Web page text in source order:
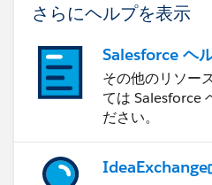
さらにヘルプを表示
Salesforce ヘ
その他のリソー
ては Salesforce
ださい。
IdeaExchange